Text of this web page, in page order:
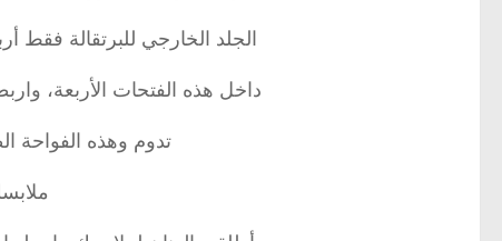
الجلد الخارجي للبرتقالة
داخل هذه الفتحات الأربعة،
تدوم وهذه الفواحة